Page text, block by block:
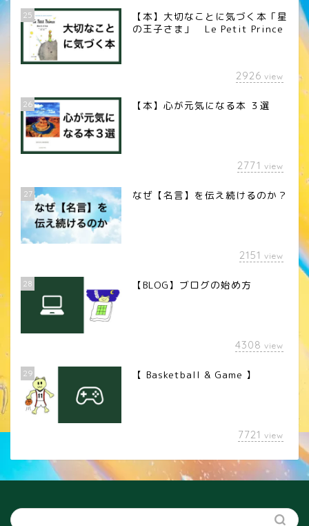
25
【本】大切なことに気づく本「星
の王子さま」 Le Petit Prince
2926 view
26 【本】心が元気になる本 ３選
2771 view
27 なぜ【名言】を伝え続けるのか？
2151 view
28 【BLOG】ブログの始め方
4308 view
29 【 Basketball & Game 】
7721 view
カメラレンズ
YouTube